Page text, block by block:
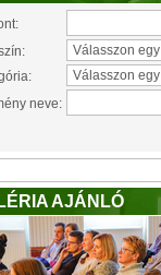
neve:
AJÁNLÓ